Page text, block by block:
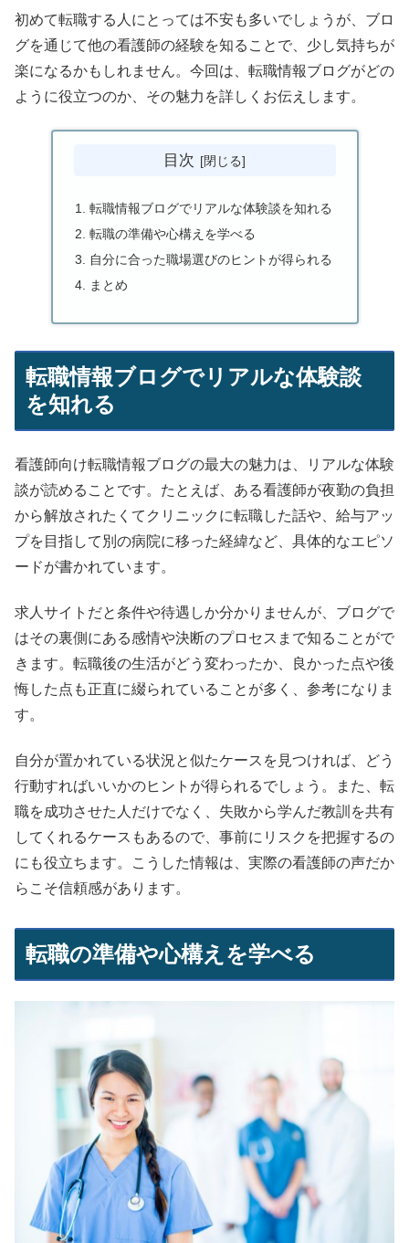
初めて転職する人にとっては不安も多いでしょうが、ブロ
グを通じて他の看護師の経験を知ることで、少し気持ちが
楽になるかもしれません。今回は、転職情報ブログがどの
ように役立つのか、その魅力を詳しくお伝えします。
目次
転職情報ブログでリアルな体験談を知れる
転職の準備や心構えを学べる
自分に合った職場選びのヒントが得られる
まとめ
転職情報ブログでリアルな体験談
を知れる
看護師向け転職情報ブログの最大の魅力は、リアルな体験
談が読めることです。たとえば、ある看護師が夜勤の負担
から解放されたくてクリニックに転職した話や、給与アッ
プを目指して別の病院に移った経緯など、具体的なエピソ
ードが書かれています。
求人サイトだと条件や待遇しか分かりませんが、ブログで
はその裏側にある感情や決断のプロセスまで知ることがで
きます。転職後の生活がどう変わったか、良かった点や後
悔した点も正直に綴られていることが多く、参考になりま
す。
自分が置かれている状況と似たケースを見つければ、どう
行動すればいいかのヒントが得られるでしょう。また、転
職を成功させた人だけでなく、失敗から学んだ教訓を共有
してくれるケースもあるので、事前にリスクを把握するの
にも役立ちます。こうした情報は、実際の看護師の声だか
らこそ信頼感があります。
転職の準備や心構えを学べる